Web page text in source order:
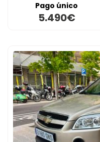
Pago único
5.490€